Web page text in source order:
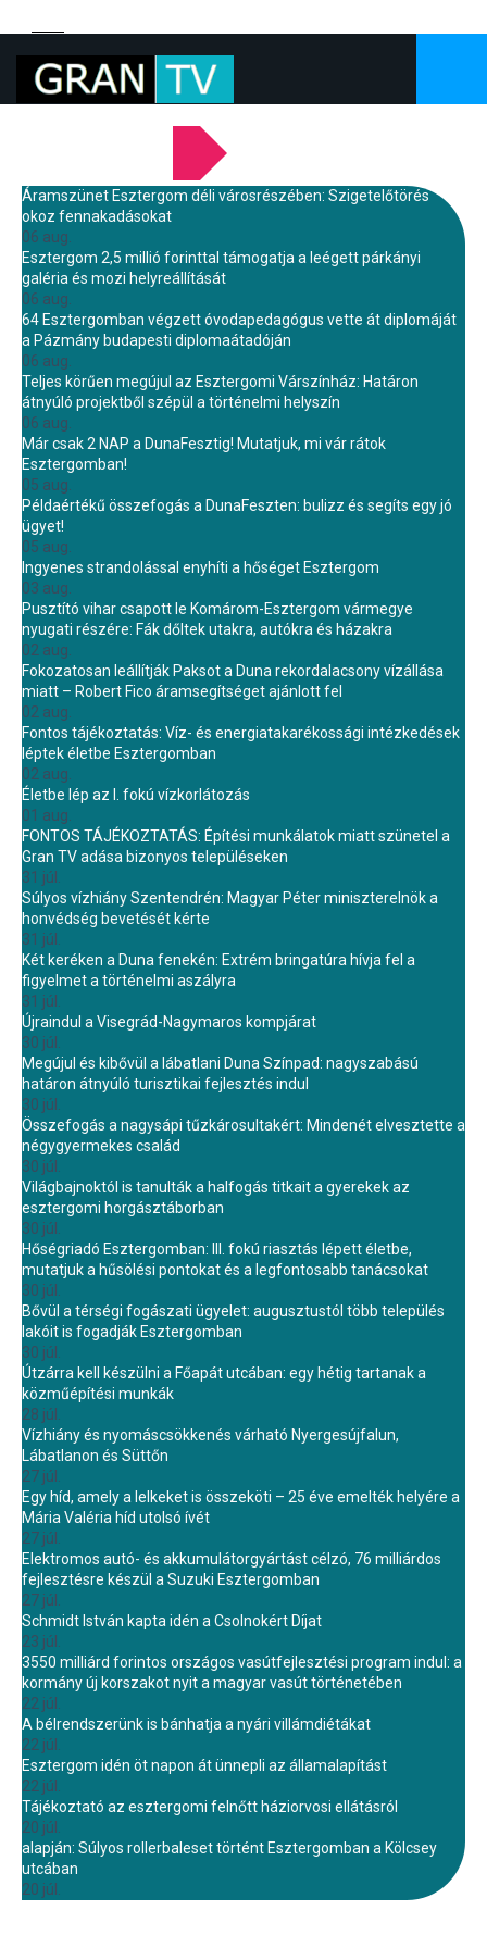
Áramszünet Esztergom déli városrészében: Szigetelőtörés
okoz fennakadásokat
06 aug.
Esztergom 2,5 millió forinttal támogatja a leégett párkányi
galéria és mozi helyreállítását
06 aug.
64 Esztergomban végzett óvodapedagógus vette át diplomáját
a Pázmány budapesti diplomaátadóján
06 aug.
Teljes körűen megújul az Esztergomi Várszínház: Határon
átnyúló projektből szépül a történelmi helyszín
06 aug.
Már csak 2 NAP a DunaFesztig! Mutatjuk, mi vár rátok
Esztergomban!
05 aug.
Példaértékű összefogás a DunaFeszten: bulizz és segíts egy jó
ügyet!
05 aug.
Ingyenes strandolással enyhíti a hőséget Esztergom
03 aug.
Pusztító vihar csapott le Komárom-Esztergom vármegye
nyugati részére: Fák dőltek utakra, autókra és házakra
02 aug.
Fokozatosan leállítják Paksot a Duna rekordalacsony vízállása
miatt – Robert Fico áramsegítséget ajánlott fel
02 aug.
Fontos tájékoztatás: Víz- és energiatakarékossági intézkedések
léptek életbe Esztergomban
02 aug.
Életbe lép az I. fokú vízkorlátozás
01 aug.
FONTOS TÁJÉKOZTATÁS: Építési munkálatok miatt szünetel a
Gran TV adása bizonyos településeken
31 júl.
Súlyos vízhiány Szentendrén: Magyar Péter miniszterelnök a
honvédség bevetését kérte
31 júl.
Két keréken a Duna fenekén: Extrém bringatúra hívja fel a
figyelmet a történelmi aszályra
31 júl.
Újraindul a Visegrád-Nagymaros kompjárat
30 júl.
Megújul és kibővül a lábatlani Duna Színpad: nagyszabású
határon átnyúló turisztikai fejlesztés indul
30 júl.
Összefogás a nagysápi tűzkárosultakért: Mindenét elvesztette a
négygyermekes család
30 júl.
Világbajnoktól is tanulták a halfogás titkait a gyerekek az
esztergomi horgásztáborban
30 júl.
Hőségriadó Esztergomban: III. fokú riasztás lépett életbe,
mutatjuk a hűsölési pontokat és a legfontosabb tanácsokat
30 júl.
Bővül a térségi fogászati ügyelet: augusztustól több település
lakóit is fogadják Esztergomban
30 júl.
Útzárra kell készülni a Főapát utcában: egy hétig tartanak a
közműépítési munkák
28 júl.
Vízhiány és nyomáscsökkenés várható Nyergesújfalun,
Lábatlanon és Süttőn
27 júl.
Egy híd, amely a lelkeket is összeköti – 25 éve emelték helyére a
Mária Valéria híd utolsó ívét
27 júl.
Elektromos autó- és akkumulátorgyártást célzó, 76 milliárdos
fejlesztésre készül a Suzuki Esztergomban
27 júl.
Schmidt István kapta idén a Csolnokért Díjat
23 júl.
3550 milliárd forintos országos vasútfejlesztési program indul: a
kormány új korszakot nyit a magyar vasút történetében
22 júl.
A bélrendszerünk is bánhatja a nyári villámdiétákat
22 júl.
Esztergom idén öt napon át ünnepli az államalapítást
22 júl.
Tájékoztató az esztergomi felnőtt háziorvosi ellátásról
20 júl.
alapján: Súlyos rollerbaleset történt Esztergomban a Kölcsey
utcában
20 júl.